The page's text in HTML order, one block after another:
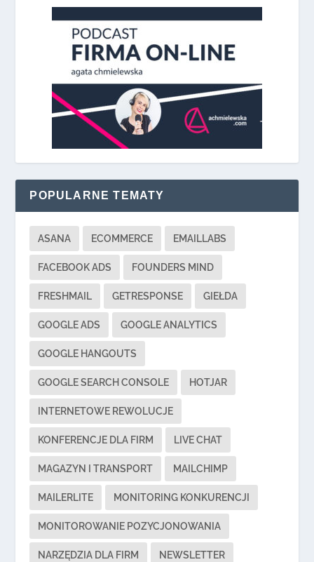
POPULARNE TEMATY
ASANA ECOMMERCE EMAILLABS
FACEBOOK ADS FOUNDERS MIND
FRESHMAIL GETRESPONSE GIEŁDA
GOOGLE ADS GOOGLE ANALYTICS
GOOGLE HANGOUTS
GOOGLE SEARCH CONSOLE HOTJAR
INTERNETOWE REWOLUCJE
KONFERENCJE DLA FIRM LIVE CHAT
MAGAZYN I TRANSPORT MAILCHIMP
MAILERLITE MONITORING KONKURENCJI
MONITOROWANIE POZYCJONOWANIA
NARZĘDZIA DLA FIRM NEWSLETTER